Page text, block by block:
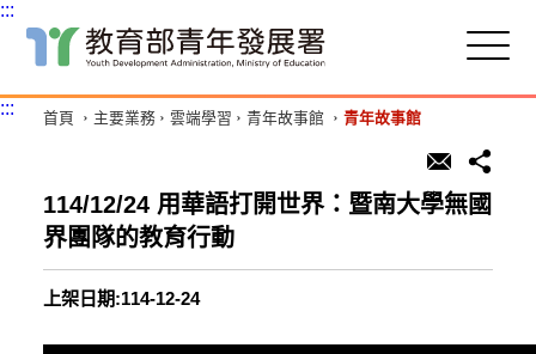
主
要
塊
:::
::: 首頁 主要業務 雲端學習 青年故事館 青年故事館
114/12/24 用華語打開世界：暨南大學無國
界團隊的教育行動
上架日期:114-12-24